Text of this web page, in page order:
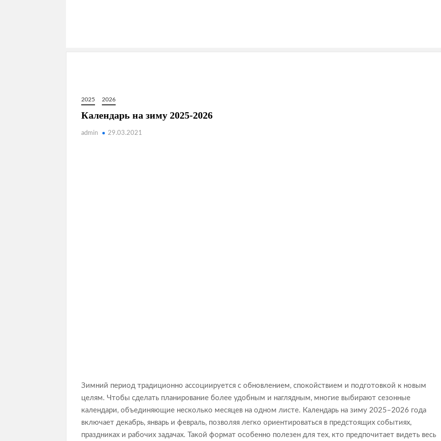
2025 2026
Календарь на зиму 2025-2026
admin 29.03.2021
Зимний период традиционно ассоциируется с обновлением, спокойствием и подготовкой к новым
целям. Чтобы сделать планирование более удобным и наглядным, многие выбирают сезонные
календари, объединяющие несколько месяцев на одном листе. Календарь на зиму 2025–2026 года
включает декабрь, январь и февраль, позволяя легко ориентироваться в предстоящих событиях,
праздниках и рабочих задачах. Такой формат особенно полезен для тех, кто предпочитает видеть весь